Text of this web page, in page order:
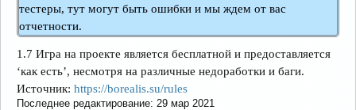
тестеры, тут могут быть ошибки и мы ждем от вас
отчетности.
1.7 Игра на проекте является бесплатной и предоставляется
‘как есть’, несмотря на различные недоработки и баги.
Источник: https://borealis.su/rules
Последнее редактирование: 29 мар 2021